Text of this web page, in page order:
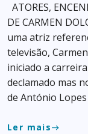
ATORES,
DE CARMEN
uma atriz
televisão,
iniciado a
declamado mas
de António
Ler maiseast